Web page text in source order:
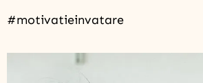
#motivatieinvatare